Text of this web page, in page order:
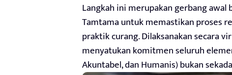
Langkah ini merupakan gerbang awal
Tamtama untuk memastikan proses
praktik curang. Dilaksanakan secara
menyatukan komitmen seluruh
Akuntabel, dan Humanis) bukan